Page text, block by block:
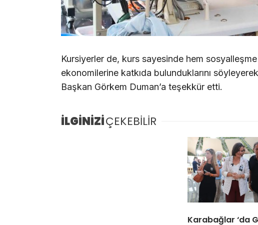
Kursiyerler de, kurs sayesinde hem sosyalleşme
ekonomilerine katkıda bulunduklarını
Başkan Görkem Duman’a teşekkür etti.
İLGİNİZİÇEKEBİLİR
Karabağlar ‘da